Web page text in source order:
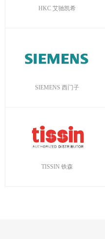
HKC 艾驰凯希
SIEMENS 西门子
TISSIN 铁森